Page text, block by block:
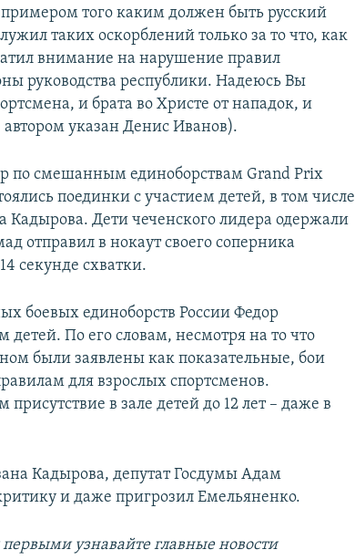
того каким должен быть русский
таких оскорблений только за то что, как
внимание на нарушение правил
руководства республики. Надеюсь Вы
и брата во Христе от нападок, и
автором указан Денис Иванов).
по смешанным единоборствам Grand Prix
поединки с участием детей, в том числе
Кадырова. Дети чеченского лидера одержали
отправил в нокаут своего соперника
секунде схватки.
боевых единоборств России Федор
детей. По его словам, несмотря на то что
были заявлены как показательные, бои
для взрослых спортсменов.
в зале детей до 12 лет – даже в
Кадырова, депутат Госдумы Адам
и даже пригрозил Емельяненко.
узнавайте главные новости